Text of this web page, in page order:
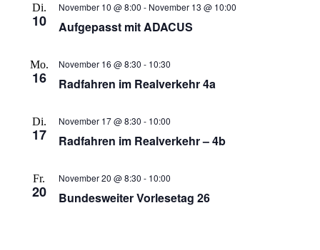
Di.
10
November 10 @ 8:00 - November 13 @ 10:00
Aufgepasst mit ADACUS
Mo.
16
November 16 @ 8:30 - 10:30
Radfahren im Realverkehr 4a
Di.
17
November 17 @ 8:30 - 10:00
Radfahren im Realverkehr – 4b
Fr.
20
November 20 @ 8:30 - 10:00
Bundesweiter Vorlesetag 26